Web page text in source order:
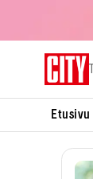
Etusivu